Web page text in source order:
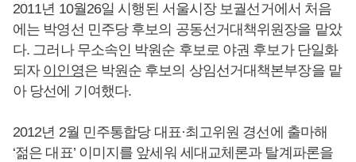
2011년 10월26일 시행된 서울시장 보궐선거에서 처음
에는 박영선 민주당 후보의 공동선거대책위원장을 맡았
다. 그러나 무소속인 박원순 후보로 야권 후보가 단일화
되자 이인영은 박원순 후보의 상임선거대책본부장을 맡
아 당선에 기여했다.
2012년 2월 민주통합당 대표·최고위원 경선에 출마해
‘젊은 대표’ 이미지를 앞세워 세대교체론과 탈계파론을